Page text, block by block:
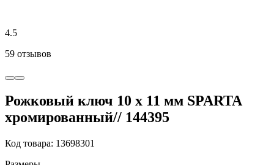
4.5
59 отзывов
Рожковый ключ 10 х 11 мм SPARTA
хромированный// 144395
Код товара: 13698301